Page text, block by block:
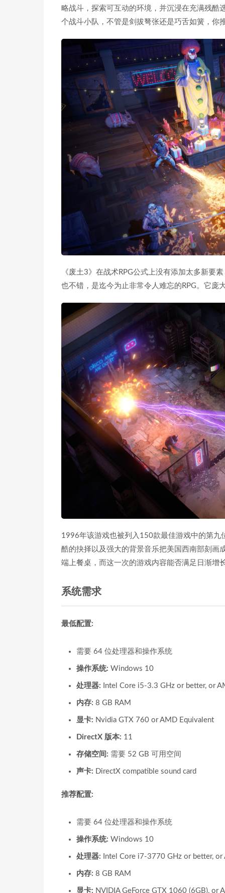
略战斗，探索可互动的环境，并沉浸在充满残酷
个战斗小队，不管是剑拔弩张还是巧舌如簧，你
《废土3》在战术RPG公式上没有添加太多新要
也不错，是迄今为止非常令人难忘的RPG。它
1996年该游戏也被列入150款最佳游戏中的第
酷的抉择以及强大的背景音乐把美国西南部刻
端上餐桌，而这一次的游戏内容能否满足日渐增
系统需求
最低配置:
需要 64 位处理器和操作系统
操作系统: Windows 10
处理器: Intel Core i5-3.3 GHz or better, or
内存: 8 GB RAM
显卡: Nvidia GTX 760 or AMD Equivalent
DirectX 版本: 11
存储空间: 需要 52 GB 可用空间
声卡: DirectX compatible sound card
推荐配置:
需要 64 位处理器和操作系统
操作系统: Windows 10
处理器: Intel Core i7-3770 GHz or better, or
内存: 8 GB RAM
显卡: NVIDIA GeForce GTX 1060 (6GB), or